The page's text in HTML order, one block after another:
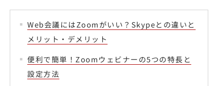
Web会議にはZoomがいい？Skypeとの違いと
メリット・デメリット
便利で簡単！Zoomウェビナーの5つの特長と
設定方法